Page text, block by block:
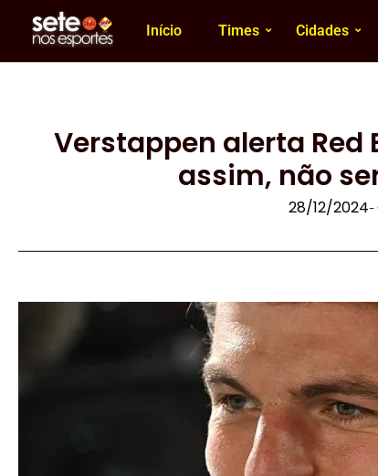
Início Times Cidades
Verstappen alerta Red
assim, não
28/12/2024-